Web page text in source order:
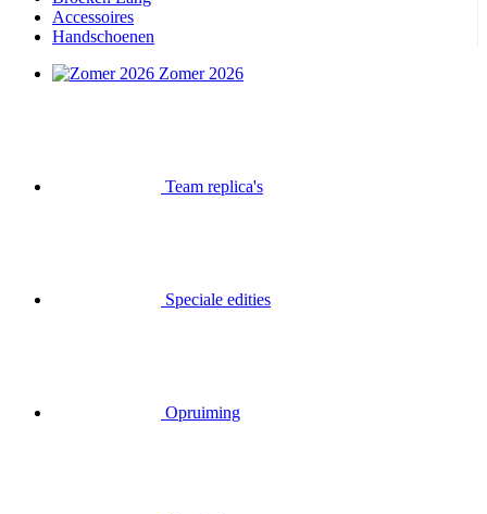
Accessoires
Handschoenen
Zomer 2026
Team replica's
Speciale edities
Opruiming